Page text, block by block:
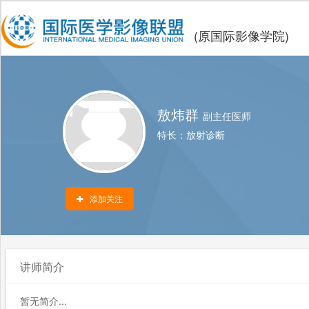
(原国际影像学院)
添加关注
敖炜群 副主任医师
特长： 放射诊断
讲师简介
暂无简介...